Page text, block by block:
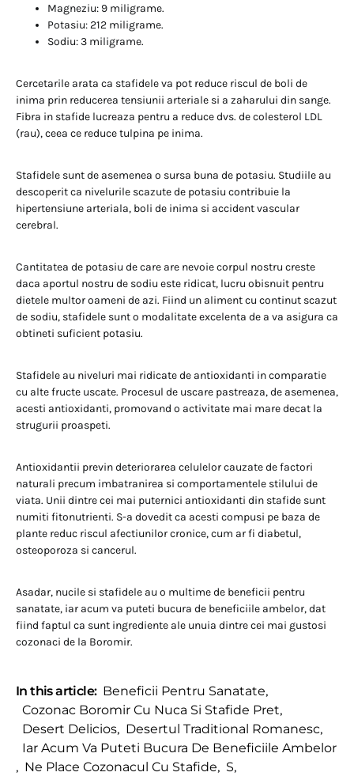
Magneziu: 9 miligrame.
Potasiu: 212 miligrame.
Sodiu: 3 miligrame.
Cercetarile arata ca stafidele va pot reduce riscul de boli de
inima prin reducerea tensiunii arteriale si a zaharului din sange.
Fibra in stafide lucreaza pentru a reduce dvs. de colesterol LDL
(rau), ceea ce reduce tulpina pe inima.
Stafidele sunt de asemenea o sursa buna de potasiu. Studiile au
descoperit ca nivelurile scazute de potasiu contribuie la
hipertensiune arteriala, boli de inima si accident vascular
cerebral.
Cantitatea de potasiu de care are nevoie corpul nostru creste
daca aportul nostru de sodiu este ridicat, lucru obisnuit pentru
dietele multor oameni de azi. Fiind un aliment cu continut scazut
de sodiu, stafidele sunt o modalitate excelenta de a va asigura ca
obtineti suficient potasiu.
Stafidele au niveluri mai ridicate de antioxidanti in comparatie
cu alte fructe uscate. Procesul de uscare pastreaza, de asemenea,
acesti antioxidanti, promovand o activitate mai mare decat la
strugurii proaspeti.
Antioxidantii previn deteriorarea celulelor cauzate de factori
naturali precum imbatranirea si comportamentele stilului de
viata. Unii dintre cei mai puternici antioxidanti din stafide sunt
numiti fitonutrienti. S-a dovedit ca acesti compusi pe baza de
plante reduc riscul afectiunilor cronice, cum ar fi diabetul,
osteoporoza si cancerul.
Asadar, nucile si stafidele au o multime de beneficii pentru
sanatate, iar acum va puteti bucura de beneficiile ambelor, dat
fiind faptul ca sunt ingrediente ale unuia dintre cei mai gustosi
cozonaci de la Boromir.
In this article: Beneficii Pentru Sanatate,
Cozonac Boromir Cu Nuca Si Stafide Pret,
Desert Delicios, Desertul Traditional Romanesc,
Iar Acum Va Puteti Bucura De Beneficiile Ambelor
, Ne Place Cozonacul Cu Stafide, S,